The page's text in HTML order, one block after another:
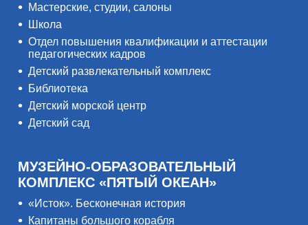
Мастерские, студии, салоны
Школа
Отдел повышения квалификации и аттестации
педагогических кадров
Детский развлекательный комплекс
Библиотека
Детский морской центр
Детский сад
МУЗЕЙНО-ОБРАЗОВАТЕЛЬНЫЙ
КОМПЛЕКС «ПЯТЫЙ ОКЕАН»
«Исток». Бесконечная история
Капитаны большого корабля